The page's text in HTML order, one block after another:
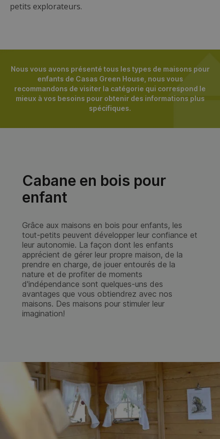
petits explorateurs.
Nous vous avons présenté tous les types de maisons pour
enfants de Casas Green House, nous vous
recommandons de visiter la catégorie qui correspond le
mieux à vos besoins pour obtenir des informations plus
spécifiques.
Cabane en bois pour
enfant
Grâce aux maisons en bois pour enfants, les
tout-petits peuvent développer leur confiance et
leur autonomie. La façon dont les enfants
apprécient de gérer leur propre maison, de la
prendre en charge, de jouer entourés de la
nature et de profiter de moments
d'indépendance sont quelques-uns des
avantages que vous obtiendrez avec nos
maisons. Des maisons pour stimuler leur
imagination!